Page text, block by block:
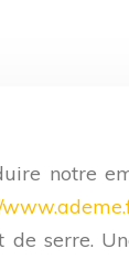
notre
serre.